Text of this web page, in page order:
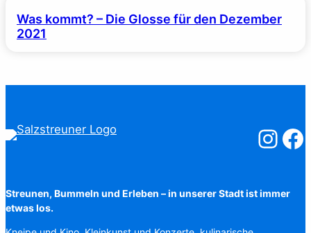
Was kommt? – Die Glosse für den Dezember
2021
Streunen, Bummeln und Erleben – in unserer Stadt ist immer
etwas los.